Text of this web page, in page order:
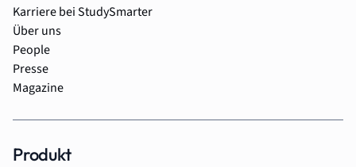
Karriere bei StudySmarter
Über uns
People
Presse
Magazine
Produkt